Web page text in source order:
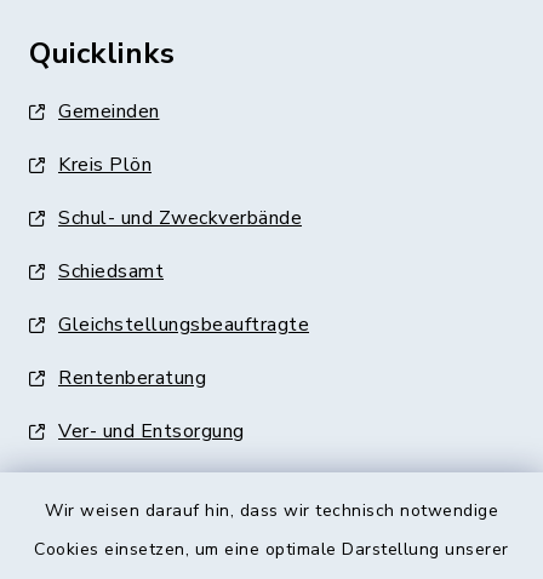
Wir weisen darauf hin, dass wir technisch notwendige
Cookies einsetzen, um eine optimale Darstellung unserer
Quicklinks
Gemeinden
Kreis Plön
Schul- und Zweckverbände
Schiedsamt
Gleichstellungsbeauftragte
Rentenberatung
Ver- und Entsorgung